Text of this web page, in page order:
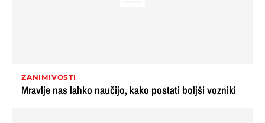
ZANIMIVOSTI
Mravlje nas lahko naučijo, kako postati boljši vozniki